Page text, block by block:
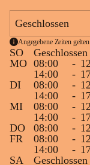
Geschlossen
Angegebene Zeiten
SO
Geschlossen
MO 08:00 -
14:00
-
DI
08:00 -
14:00
-
MI
08:00 -
14:00
-
DO
08:00 -
FR
08:00 -
14:00
-
SA
Geschlossen